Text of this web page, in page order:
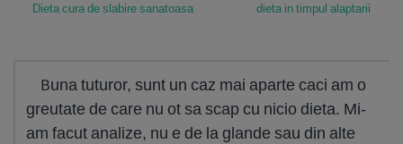
Dieta cura de slabire sanatoasa dieta in timpul alaptarii
Buna tuturor, sunt un caz mai aparte caci am o
greutate de care nu ot sa scap cu nicio dieta. Mi-
am facut analize, nu e de la glande sau din alte